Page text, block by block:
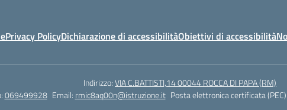
Privacy PolicyDichiarazione di accessibilitàObiettivi di accessibilità
Indirizzo:VIA C.BATTISTI,14 00044 ROCCA DI PAPA (RM)
069499928 Email: rmic8aq00n@istruzione.it Posta elettronica certificata (PEC):